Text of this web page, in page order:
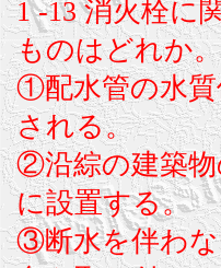
1 -13 消火栓に
ものはどれか。
①配水管の水質
される。
②沿綜の建築物
に設置する。
③断水を伴わな